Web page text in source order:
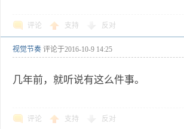
评论 支持 反对
视觉节奏 评论于2016-10-9 14:25
几年前，就听说有这么件事。
评论 支持 反对